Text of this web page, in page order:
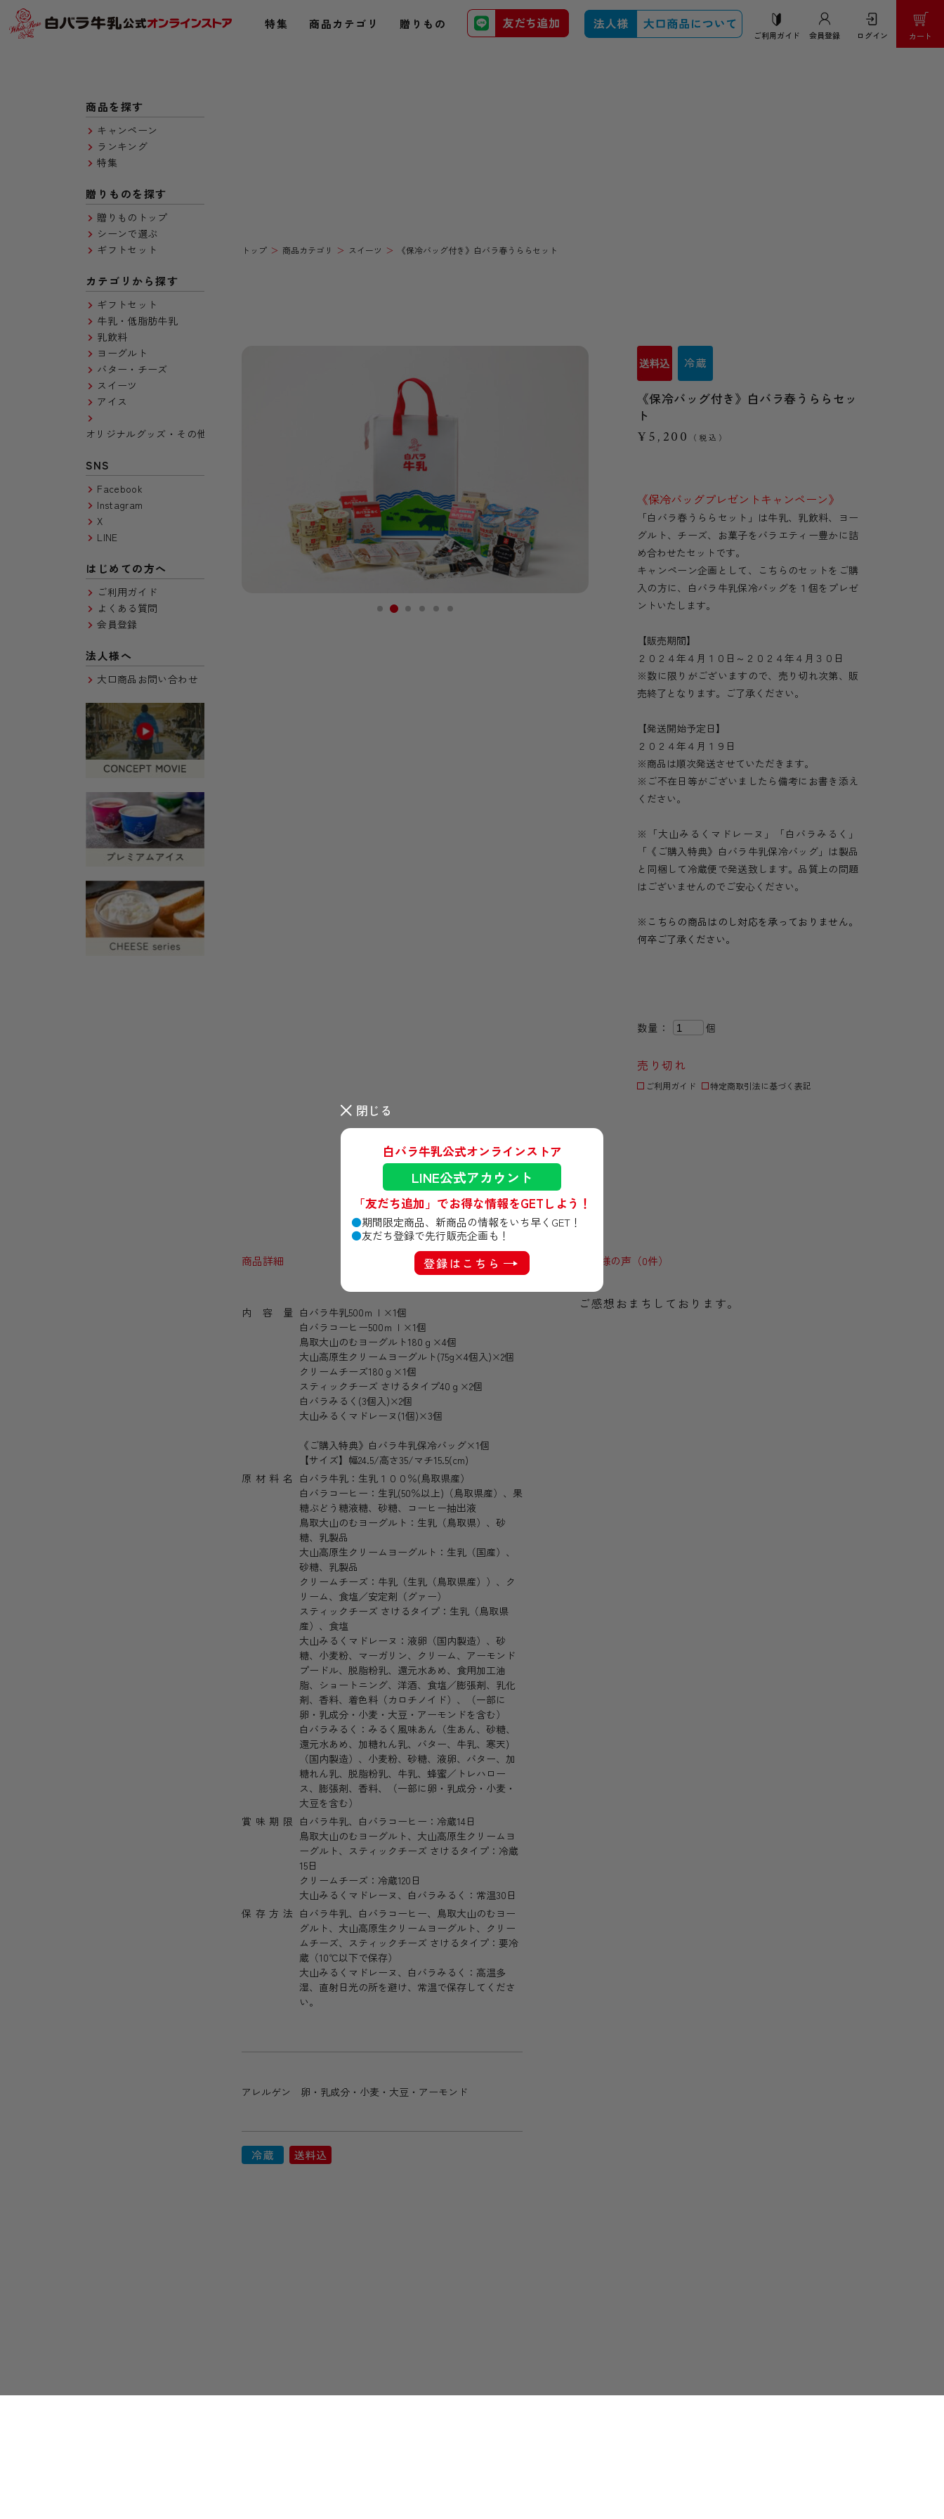
特集 商品カテゴリ 贈りもの
ご利用ガイド 会員登録 ログイン カート
閉じる
白バラ牛乳公式オンラインストア
LINE公式アカウント
「友だち追加」でお得な情報をGETしよう！
期間限定商品、新商品の情報をいち早くGET！
友だち登録で先行販売企画も！
登録はこちら
商品を探す
キャンペーン
ランキング
特集
贈りものを探す
贈りものトップ
シーンで選ぶ
ギフトセット
カテゴリから探す
ギフトセット
牛乳・低脂肪牛乳
乳飲料
ヨーグルト
バター・チーズ
スイーツ
アイス
オリジナルグッズ・その他
SNS
Facebook
Instagram
X
LINE
はじめての方へ
ご利用ガイド
よくある質問
会員登録
法人様へ
大口商品お問い合わせ
トップ 商品カテゴリ スイーツ 《保冷バッグ付き》白バラ春うららセット
《保冷バッグ付き》白バラ春うららセッ
ト
¥5,200 （税込）
《保冷バッグプレゼントキャンペーン》
「白バラ春うららセット」は牛乳、乳飲料、ヨー
グルト、チーズ、お菓子をバラエティー豊かに詰
め合わせたセットです。
キャンペーン企画として、こちらのセットをご購
入の方に、白バラ牛乳保冷バッグを１個をプレゼ
ントいたします。
【販売期間】
２０２４年４月１０日～２０２４年４月３０日
※数に限りがございますので、売り切れ次第、販
売終了となります。ご了承ください。
【発送開始予定日】
２０２４年４月１９日
※商品は順次発送させていただきます。
※ご不在日等がございましたら備考にお書き添え
ください。
※「大山みるくマドレーヌ」「白バラみるく」
「《ご購入特典》白バラ牛乳保冷バッグ」は製品
と同梱して冷蔵便で発送致します。品質上の問題
はございませんのでご安心ください。
※こちらの商品はのし対応を承っておりません。
何卒ご了承ください。
数量： 個
売り切れ
ご利用ガイド 特定商取引法に基づく表記
商品詳細
内容量 白バラ牛乳500ｍｌ×1個
白バラコーヒー500ｍｌ×1個
鳥取大山のむヨーグルト180ｇ×4個
大山高原生クリームヨーグルト(75g×4個入)×2個
クリームチーズ180ｇ×1個
スティックチーズ さけるタイプ40ｇ×2個
白バラみるく(3個入)×2個
大山みるくマドレーヌ(1個)×3個
《ご購入特典》白バラ牛乳保冷バッグ×1個
【サイズ】幅24.5/高さ35/マチ15.5(cm)
原材料名
白バラ牛乳：生乳１００％(鳥取県産）
白バラコーヒー：生乳(50％以上)（鳥取県産）、果
糖ぶどう糖液糖、砂糖、コーヒー抽出液
鳥取大山のむヨーグルト：生乳（鳥取県）、砂
糖、乳製品
大山高原生クリームヨーグルト：生乳（国産）、
砂糖、乳製品
クリームチーズ：牛乳（生乳（鳥取県産））、ク
リーム、食塩／安定剤（グァー）
スティックチーズ さけるタイプ：生乳（鳥取県
産）、食塩
大山みるくマドレーヌ：液卵（国内製造）、砂
糖、小麦粉、マーガリン、クリーム、アーモンド
プードル、脱脂粉乳、還元水あめ、食用加工油
脂、ショートニング、洋酒、食塩／膨張剤、乳化
剤、香料、着色料（カロチノイド）、（一部に
卵・乳成分・小麦・大豆・アーモンドを含む）
白バラみるく：みるく風味あん（生あん、砂糖、
還元水あめ、加糖れん乳、バター、牛乳、寒天)
（国内製造）、小麦粉、砂糖、液卵、バター、加
糖れん乳、脱脂粉乳、牛乳、蜂蜜／トレハロー
ス、膨張剤、香料、（一部に卵・乳成分・小麦・
大豆を含む）
賞味期限 白バラ牛乳、白バラコーヒー：冷蔵14日
鳥取大山のむヨーグルト、大山高原生クリームヨ
ーグルト、スティックチーズ さけるタイプ：冷蔵
15日
クリームチーズ：冷蔵120日
大山みるくマドレーヌ、白バラみるく：常温30日
保存方法 白バラ牛乳、白バラコーヒー、鳥取大山のむヨー
グルト、大山高原生クリームヨーグルト、クリー
ムチーズ、スティックチーズ さけるタイプ：要冷
蔵（10℃以下で保存）
大山みるくマドレーヌ、白バラみるく：高温多
湿、直射日光の所を避け、常温で保存してくださ
い。
アレルゲン 卵・乳成分・小麦・大豆・アーモンド
お客様の声（0件）
ご感想おまちしております。